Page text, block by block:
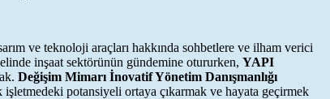
ve teknoloji araçları hakkında sohbetlere ve ilham verici
inşaat sektörünün gündemine otururken, YAPI
Değişim Mimarı İnovatif Yönetim Danışmanlığı
potansiyeli ortaya çıkarmak ve hayata geçirmek